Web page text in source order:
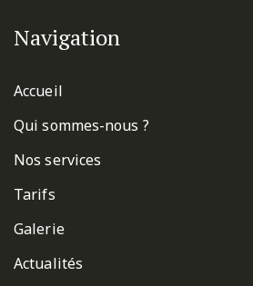
Navigation
Accueil
Qui sommes-nous ?
Nos services
Tarifs
Galerie
Actualités